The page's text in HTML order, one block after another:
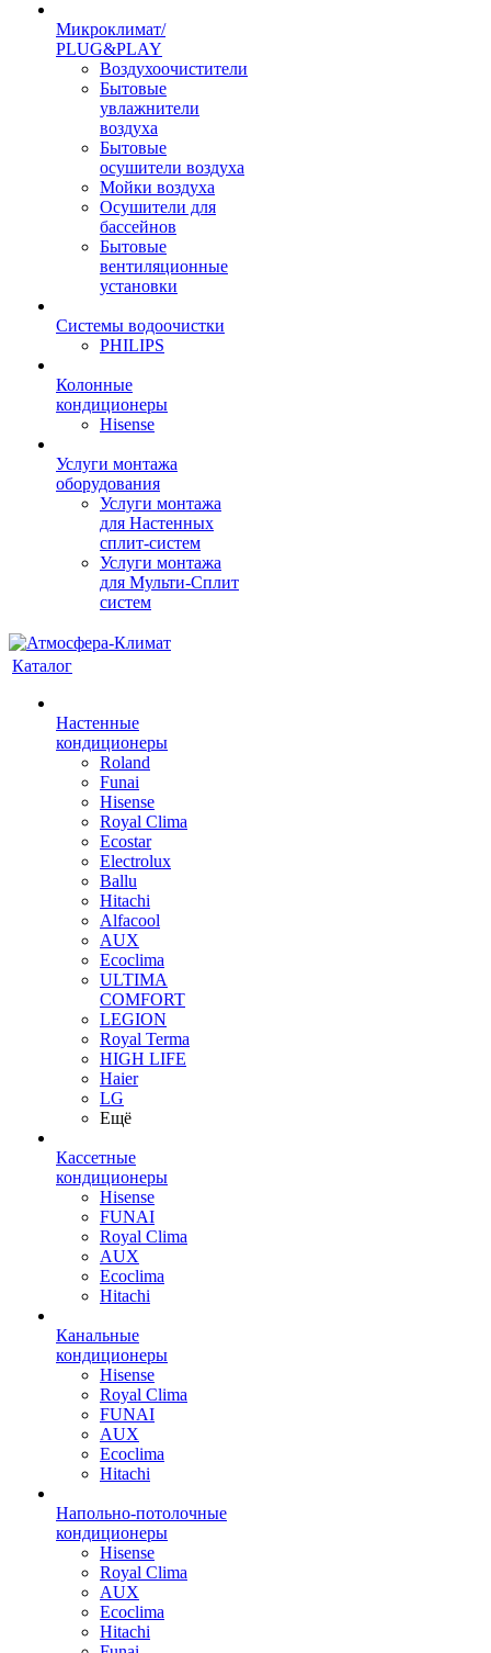
Микроклимат/
PLUG&PLAY
Воздухоочистители
Бытовые
увлажнители
воздуха
Бытовые
осушители воздуха
Мойки воздуха
Осушители для
бассейнов
Бытовые
вентиляционные
установки
Системы водоочистки
PHILIPS
Колонные
кондиционеры
Hisense
Услуги монтажа
оборудования
Услуги монтажа
для Настенных
сплит-систем
Услуги монтажа
для Мульти-Сплит
систем
Каталог
Настенные
кондиционеры
Roland
Funai
Hisense
Royal Clima
Ecostar
Electrolux
Ballu
Hitachi
Alfacool
AUX
Ecoclima
ULTIMA
COMFORT
LEGION
Royal Terma
HIGH LIFE
Haier
LG
Ещё
Кассетные
кондиционеры
Hisense
FUNAI
Royal Clima
AUX
Ecoclima
Hitachi
Канальные
кондиционеры
Hisense
Royal Clima
FUNAI
AUX
Ecoclima
Hitachi
Напольно-потолочные
кондиционеры
Hisense
Royal Clima
AUX
Ecoclima
Hitachi